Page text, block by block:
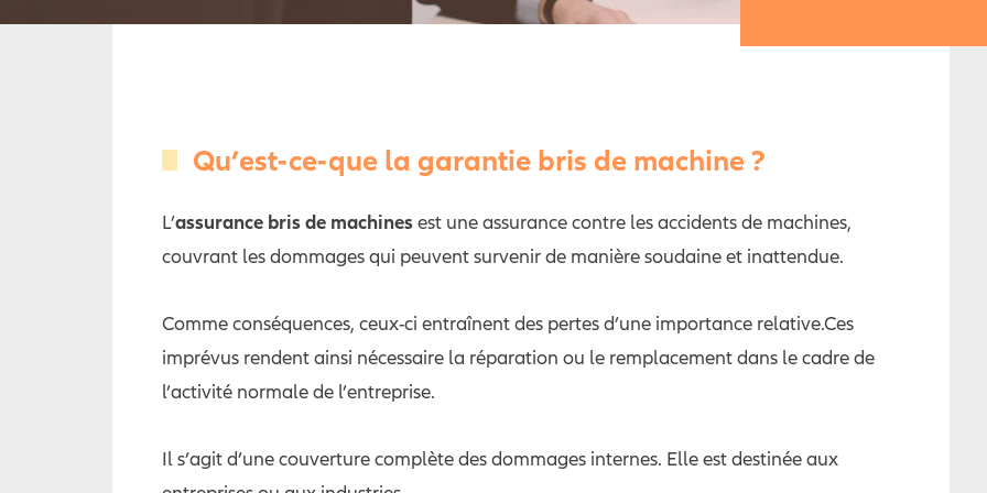
Qu’est-ce-que la garantie bris de machine ?
L’assurance bris de machines est une assurance contre les accidents de machines,
couvrant les dommages qui peuvent survenir de manière soudaine et inattendue.
Comme conséquences, ceux-ci entraînent des pertes d’une importance relative.Ces
imprévus rendent ainsi nécessaire la réparation ou le remplacement dans le cadre de
l’activité normale de l’entreprise.
Il s’agit d’une couverture complète des dommages internes. Elle est destinée aux